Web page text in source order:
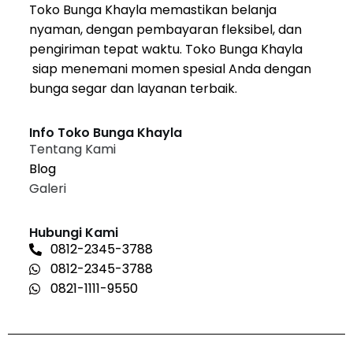
Toko Bunga Khayla memastikan belanja
nyaman, dengan pembayaran fleksibel, dan
pengiriman tepat waktu. Toko Bunga Khayla
siap menemani momen spesial Anda dengan
bunga segar dan layanan terbaik.
Info Toko Bunga Khayla
Tentang Kami
Blog
Galeri
Hubungi Kami
0812-2345-3788
0812-2345-3788
0821-1111-9550